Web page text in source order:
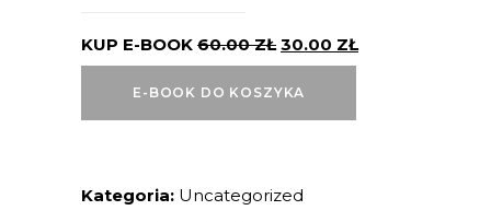
KUP E-BOOK 60.00ZŁ 30.00 ZŁ
E-BOOK DO KOSZYKA
Kategoria: Uncategorized